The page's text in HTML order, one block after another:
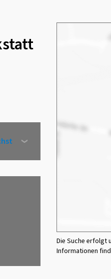
Die Suche erfolgt
Informationen